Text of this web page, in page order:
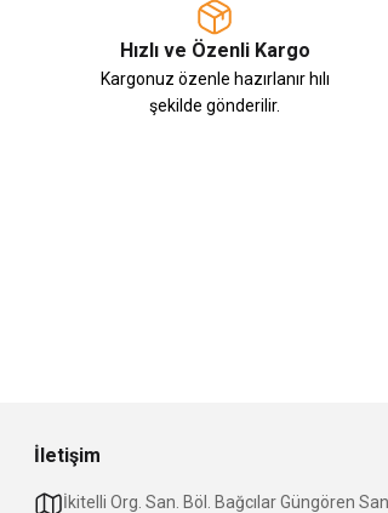
Hızlı ve Özenli Kargo
Kargonuz özenle hazırlanır hılı
şekilde gönderilir.
İletişim
İkitelli Org. San. Böl. Bağcılar Güngören San.